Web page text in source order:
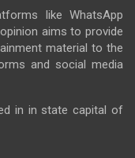
like WhatsApp
aims to provide
material to the
and social media
in in state capital of